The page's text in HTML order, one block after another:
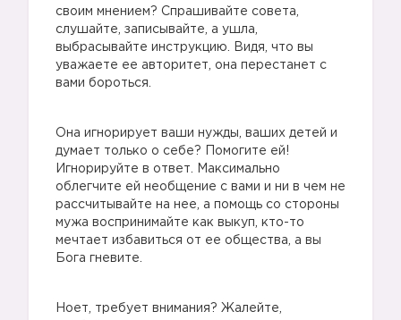
своим мнением? Спрашивайте совета,
слушайте, записывайте, а ушла,
выбрасывайте инструкцию. Видя, что вы
уважаете ее авторитет, она перестанет с
вами бороться.
Она игнорирует ваши нужды, ваших детей и
думает только о себе? Помогите ей!
Игнорируйте в ответ. Максимально
облегчите ей необщение с вами и ни в чем не
рассчитывайте на нее, а помощь со стороны
мужа воспринимайте как выкуп, кто-то
мечтает избавиться от ее общества, а вы
Бога гневите.
Ноет, требует внимания? Жалейте,